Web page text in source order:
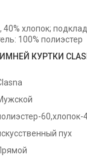
40% хлопок;
100% полиэстер
КУРТКИ
60,хлопок-
пух